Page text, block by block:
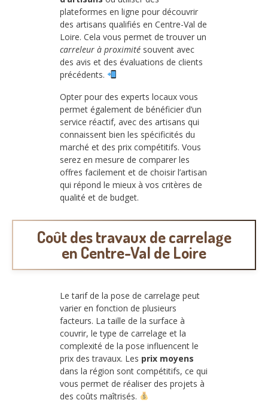
plateformes en ligne pour découvrir
des artisans qualifiés en Centre-Val de
Loire. Cela vous permet de trouver un
carreleur à proximité souvent avec
des avis et des évaluations de clients
précédents.
Opter pour des experts locaux vous
permet également de bénéficier d’un
service réactif, avec des artisans qui
connaissent bien les spécificités du
marché et des prix compétitifs. Vous
serez en mesure de comparer les
offres facilement et de choisir l’artisan
qui répond le mieux à vos critères de
qualité et de budget.
Coût des travaux de carrelage
en Centre-Val de Loire
Le tarif de la pose de carrelage peut
varier en fonction de plusieurs
facteurs. La taille de la surface à
couvrir, le type de carrelage et la
complexité de la pose influencent le
prix des travaux. Les prix moyens
dans la région sont compétitifs, ce qui
vous permet de réaliser des projets à
des coûts maîtrisés.